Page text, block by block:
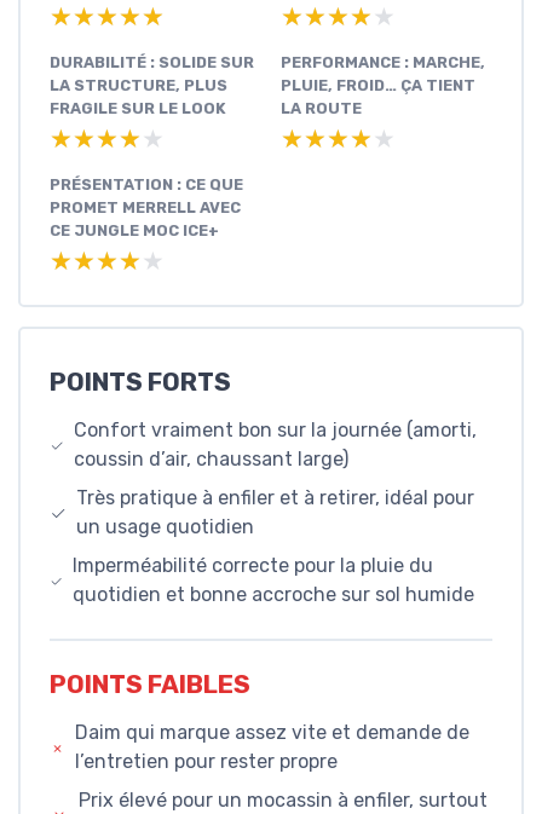
★★★★★
★★★★★ ★★★★★
★★★★★
DURABILITÉ : SOLIDE SUR
LA STRUCTURE, PLUS
FRAGILE SUR LE LOOK
★★★★★
★★★★★
PERFORMANCE : MARCHE,
PLUIE, FROID… ÇA TIENT
LA ROUTE
★★★★★
★★★★★
PRÉSENTATION : CE QUE
PROMET MERRELL AVEC
CE JUNGLE MOC ICE+
★★★★★
★★★★★
POINTS FORTS
Confort vraiment bon sur la journée (amorti,
coussin d’air, chaussant large)
Très pratique à enfiler et à retirer, idéal pour
un usage quotidien
Imperméabilité correcte pour la pluie du
quotidien et bonne accroche sur sol humide
POINTS FAIBLES
Daim qui marque assez vite et demande de
l’entretien pour rester propre
Prix élevé pour un mocassin à enfiler, surtout